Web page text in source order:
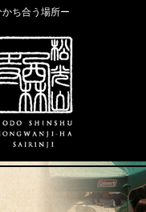
ち合う場所ー